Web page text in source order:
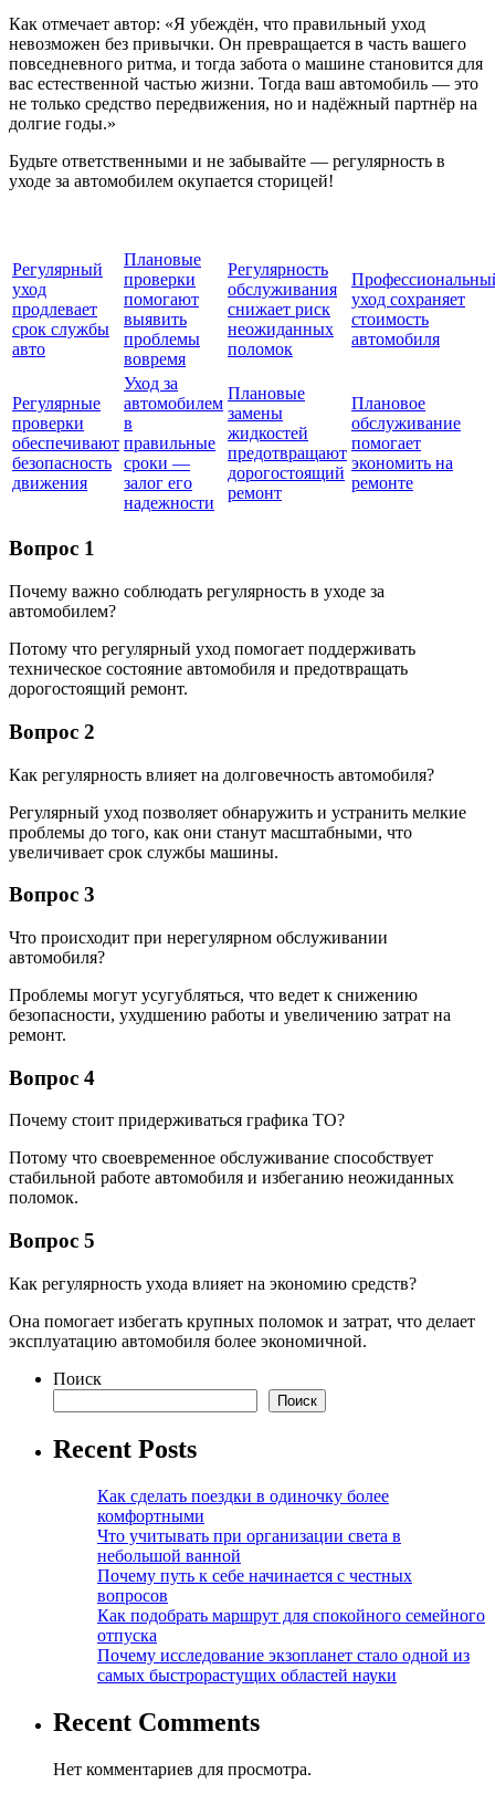
Как отмечает автор: «Я убеждён, что правильный уход
невозможен без привычки. Он превращается в часть вашего
повседневного ритма, и тогда забота о машине становится для
вас естественной частью жизни. Тогда ваш автомобиль — это
не только средство передвижения, но и надёжный партнёр на
долгие годы.»
Будьте ответственными и не забывайте — регулярность в
уходе за автомобилем окупается сторицей!
Регулярный
уход
продлевает
срок службы
авто
Плановые
проверки
помогают
выявить
проблемы
вовремя
Регулярность
обслуживания
снижает риск
неожиданных
поломок
уход сохраняет
стоимость
автомобиля
Регулярные
проверки
обеспечивают
безопасность
движения
Уход за
автомобилем
в
правильные
сроки —
залог его
надежности
Плановые
замены
жидкостей
предотвращают
дорогостоящий
ремонт
Плановое
обслуживание
помогает
экономить на
ремонте
Вопрос 1
Почему важно соблюдать регулярность в уходе за
автомобилем?
Потому что регулярный уход помогает поддерживать
техническое состояние автомобиля и предотвращать
дорогостоящий ремонт.
Вопрос 2
Как регулярность влияет на долговечность автомобиля?
Регулярный уход позволяет обнаружить и устранить мелкие
проблемы до того, как они станут масштабными, что
увеличивает срок службы машины.
Вопрос 3
Что происходит при нерегулярном обслуживании
автомобиля?
Проблемы могут усугубляться, что ведет к снижению
безопасности, ухудшению работы и увеличению затрат на
ремонт.
Вопрос 4
Почему стоит придерживаться графика ТО?
Потому что своевременное обслуживание способствует
стабильной работе автомобиля и избеганию неожиданных
поломок.
Вопрос 5
Как регулярность ухода влияет на экономию средств?
Она помогает избегать крупных поломок и затрат, что делает
эксплуатацию автомобиля более экономичной.
Поиск
Поиск
Recent Posts
Как сделать поездки в одиночку более
комфортными
Что учитывать при организации света в
небольшой ванной
Почему путь к себе начинается с честных
вопросов
Как подобрать маршрут для спокойного семейного
отпуска
Почему исследование экзопланет стало одной из
самых быстрорастущих областей науки
Recent Comments
Нет комментариев для просмотра.